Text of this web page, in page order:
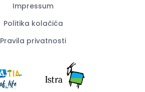
Impressum
Politika kolačića
Pravila privatnosti